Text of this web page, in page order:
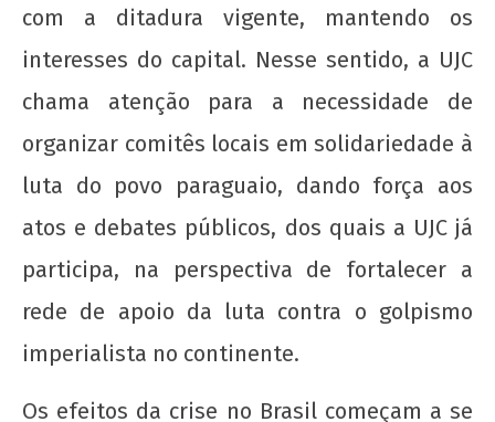
com a ditadura vigente, mantendo os
interesses do capital. Nesse sentido, a UJC
chama atenção para a necessidade de
organizar comitês locais em solidariedade à
luta do povo paraguaio, dando força aos
atos e debates públicos, dos quais a UJC já
participa, na perspectiva de fortalecer a
rede de apoio da luta contra o golpismo
imperialista no continente.
Os efeitos da crise no Brasil começam a se